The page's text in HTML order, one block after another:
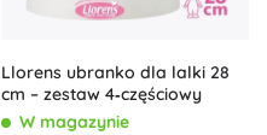
Llorens ubranko dla lalki 28
cm – zestaw 4‑częściowy
W magazynie